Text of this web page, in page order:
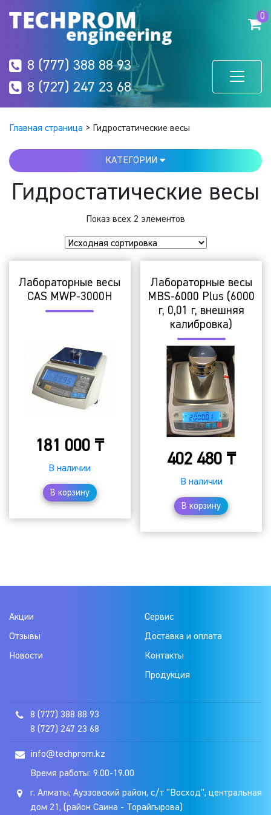
0
8 (777) 388 88 93
8 (727) 247 23 68
Главная страница > Гидростатические весы
КАТЕГОРИИ
Гидростатические весы
Показ всех 2 элементов
Лабораторные весы
CAS MWP-3000H
181 000 ₸
В наличии
В корзину
Лабораторные весы
MBS-6000 Plus (6000
г, 0,01 г, внешняя
калибровка)
402 480 ₸
В наличии
В корзину
Акции
Отзывы
Новости
Сервис
Доставка и оплата
Контакты
Продукция
8 (777) 388 88 93
8 (727) 247 23 68
info@techprom.kz
Время работы: 9.00-19.00
г. Алматы, Ауэзовский район, с/т "Восход", центральная
дом 21, (район Саина - Торайгырова)